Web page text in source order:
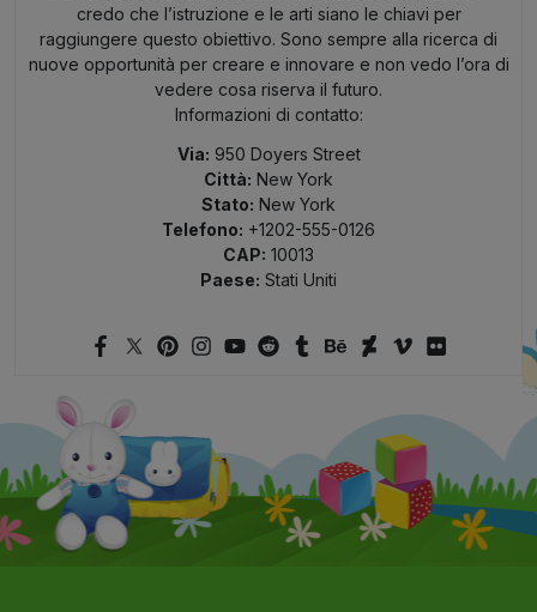
credo che l’istruzione e le arti siano le chiavi per
raggiungere questo obiettivo. Sono sempre alla ricerca di
nuove opportunità per creare e innovare e non vedo l’ora di
vedere cosa riserva il futuro.
Informazioni di contatto:
Via: 950 Doyers Street
Città: New York
Stato: New York
Telefono: +1202-555-0126
CAP: 10013
Paese: Stati Uniti